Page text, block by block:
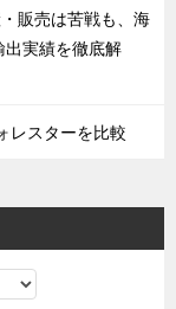
販売は苦戦も、海
出実績を徹底解
レスターを比較